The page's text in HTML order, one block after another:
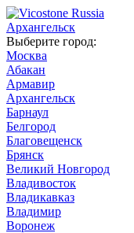
Архангельск
Выберите город:
Москва
Абакан
Армавир
Архангельск
Барнаул
Белгород
Благовещенск
Брянск
Великий Новгород
Владивосток
Владикавказ
Владимир
Воронеж